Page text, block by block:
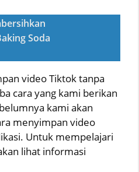
Soda
video Tiktok tanpa
cara yang kami berikan
kami akan
menyimpan video
Untuk mempelajari
lihat informasi